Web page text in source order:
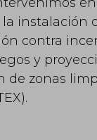
la instalación
contra
y
de zonas